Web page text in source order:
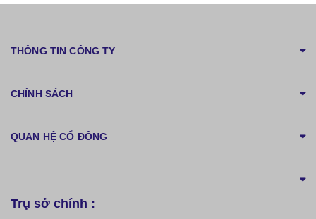
THÔNG TIN CÔNG TY
CHÍNH SÁCH
QUAN HỆ CỔ ĐÔNG
Trụ sở chính :